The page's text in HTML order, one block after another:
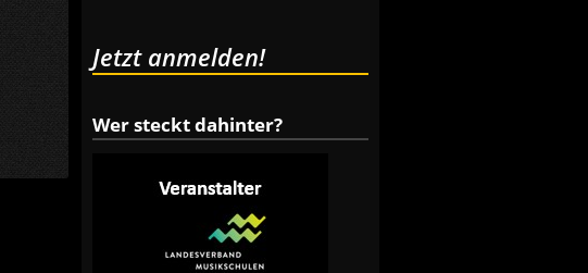
Jetzt anmelden!
Wer steckt dahinter?